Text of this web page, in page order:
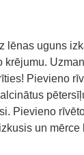
lēnas uguns
krējumu.
Pievieno
Pievieno
un mērce